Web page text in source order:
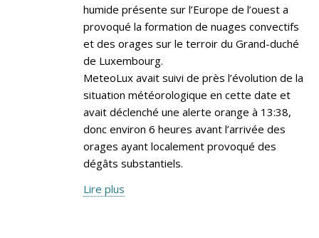
humide présente sur l’Europe de l’ouest a
provoqué la formation de nuages convectifs
et des orages sur le terroir du Grand-duché
de Luxembourg.
MeteoLux avait suivi de près l’évolution de la
situation météorologique en cette date et
avait déclenché une alerte orange à 13:38,
donc environ 6 heures avant l’arrivée des
orages ayant localement provoqué des
dégâts substantiels.
Lire plus